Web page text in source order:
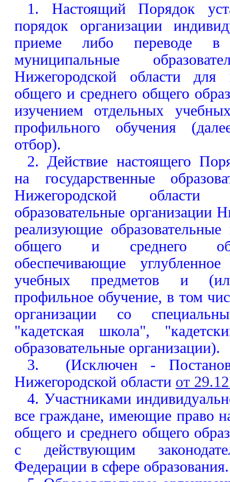
1. Настоящий Порядок
порядок организации
приеме либо переводе в
муниципальные
Нижегородской области для
общего и среднего общего
изучением отдельных
профильного обучения
отбор).
2. Действие настоящего
на государственные
Нижегородской
образовательные организации
реализующие
общего и среднего
обеспечивающие
учебных предметов и
профильное обучение, в том
организации со
"кадетская школа",
образовательные организации).
3. (Исключен -
Нижегородской области от
4. Участниками
все граждане, имеющие право
общего и среднего общего
с действующим
Федерации в сфере образования.